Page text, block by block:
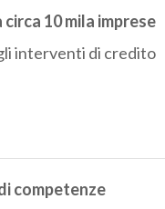
10 mila imprese
interventi di credito
competenze